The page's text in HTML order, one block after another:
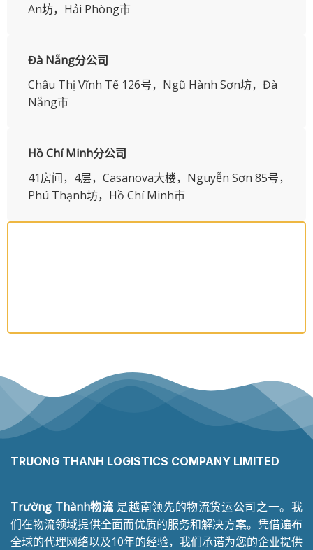
An坊，Hải Phòng市
Đà Nẵng分公司
​Châu Thị Vĩnh Tế 126号，Ngũ Hành Sơn坊，Đà
Nẵng市
Hồ Chí Minh分公司
41房间，4层，Casanova大楼，Nguyễn Sơn 85号，
Phú Thạnh坊，Hồ Chí Minh市
TRUONG THANH LOGISTICS COMPANY LIMITED
Trường Thành物流 是越南领先的物流货运公司之一。我
们在物流领域提供全面而优质的服务和解决方案。凭借遍布
全球的代理网络以及10年的经验，我们承诺为您的企业提供